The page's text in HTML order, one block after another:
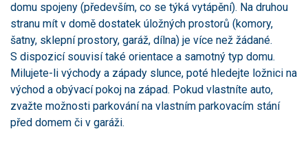
domu spojeny (především, co se týká vytápění). Na druhou
stranu mít v domě dostatek úložných prostorů (komory,
šatny, sklepní prostory, garáž, dílna) je více než žádané.
S dispozicí souvisí také orientace a samotný typ domu.
Milujete-li východy a západy slunce, poté hledejte ložnici na
východ a obývací pokoj na západ. Pokud vlastníte auto,
zvažte možnosti parkování na vlastním parkovacím stání
před domem či v garáži.